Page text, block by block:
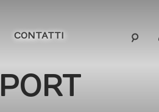
CONTATTI